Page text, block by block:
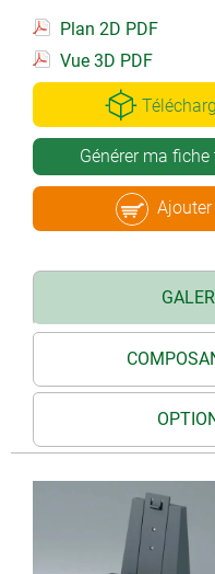
Plan 2D PDF
Vue 3D PDF
Générer ma